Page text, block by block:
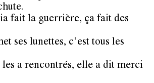
fait la guerrière, ça fait des
ses lunettes, c’est tous les
a rencontrés, elle a dit merci